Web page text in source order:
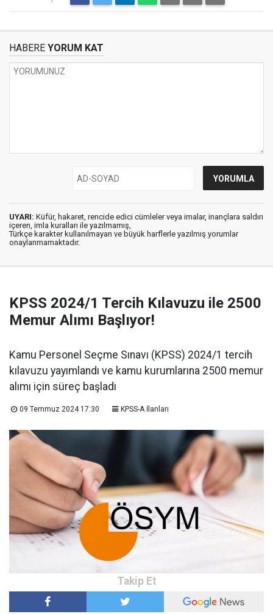
HABERE YORUM KAT
UYARI: Küfür, hakaret, rencide edici cümleler veya imalar, inançlara saldırı
içeren, imla kuralları ile yazılmamış,
Türkçe karakter kullanılmayan ve büyük harflerle yazılmış yorumlar
onaylanmamaktadır.
KPSS 2024/1 Tercih Kılavuzu ile 2500
Memur Alımı Başlıyor!
Kamu Personel Seçme Sınavı (KPSS) 2024/1 tercih
kılavuzu yayımlandı ve kamu kurumlarına 2500 memur
alımı için süreç başladı
09 Temmuz 2024 17:30 KPSS-A İlanları